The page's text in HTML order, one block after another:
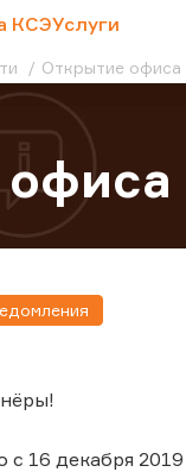
КСЭУслуги
Открытие
с 16 декабря